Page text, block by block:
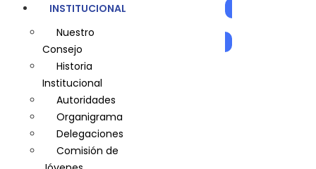
INSTITUCIONAL
Nuestro
Consejo
Historia
Institucional
Autoridades
Organigrama
Delegaciones
Comisión de